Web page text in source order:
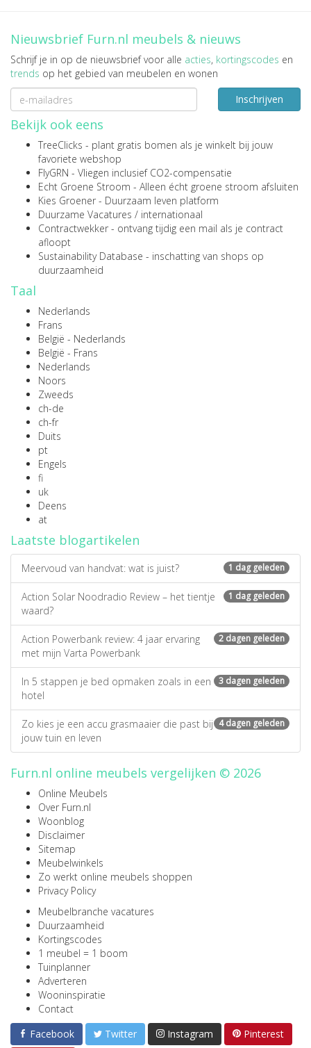
Nieuwsbrief Furn.nl meubels & nieuws
Schrijf je in op de nieuwsbrief voor alle acties, kortingscodes en
trends op het gebied van meubelen en wonen
Inschrijven
Bekijk ook eens
TreeClicks - plant gratis bomen als je winkelt bij jouw
favoriete webshop
FlyGRN - Vliegen inclusief CO2-compensatie
Echt Groene Stroom - Alleen écht groene stroom afsluiten
Kies Groener - Duurzaam leven platform
Duurzame Vacatures / internationaal
Contractwekker - ontvang tijdig een mail als je contract
afloopt
Sustainability Database - inschatting van shops op
duurzaamheid
Taal
Nederlands
Frans
België - Nederlands
België - Frans
Nederlands
Noors
Zweeds
ch-de
ch-fr
Duits
pt
Engels
fi
uk
Deens
at
Laatste blogartikelen
1 dag geleden
Meervoud van handvat: wat is juist?
1 dag geleden
Action Solar Noodradio Review – het tientje
waard?
2 dagen geleden
Action Powerbank review: 4 jaar ervaring
met mijn Varta Powerbank
3 dagen geleden
In 5 stappen je bed opmaken zoals in een
hotel
4 dagen geleden
Zo kies je een accu grasmaaier die past bij
jouw tuin en leven
Furn.nl online meubels vergelijken © 2026
Online Meubels
Over Furn.nl
Woonblog
Disclaimer
Sitemap
Meubelwinkels
Zo werkt online meubels shoppen
Privacy Policy
Meubelbranche vacatures
Duurzaamheid
Kortingscodes
1 meubel = 1 boom
Tuinplanner
Adverteren
Wooninspiratie
Contact
Facebook
Twitter Instagram Pinterest